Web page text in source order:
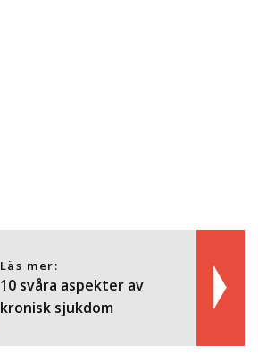
Läs mer:
10 svåra aspekter av
kronisk sjukdom